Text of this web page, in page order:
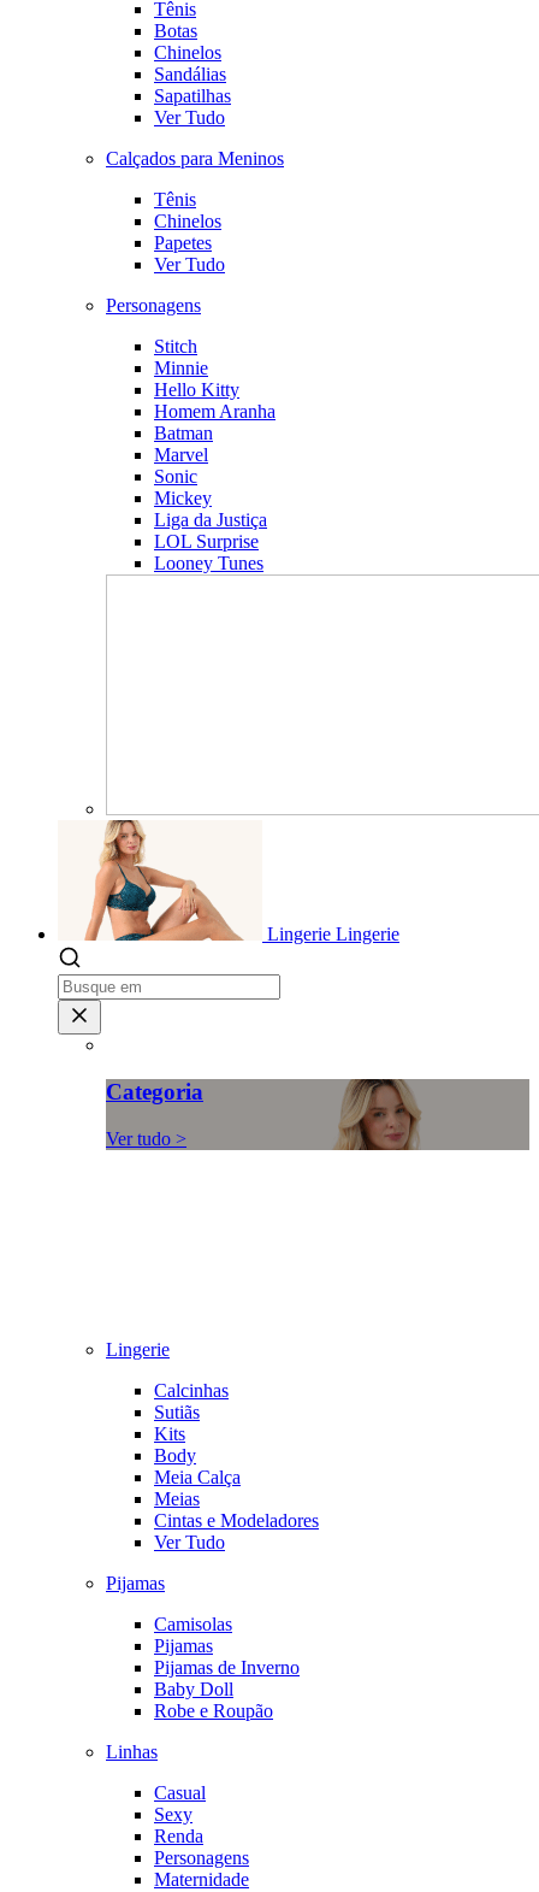
Tênis
Botas
Chinelos
Sandálias
Sapatilhas
Ver Tudo
Calçados para Meninos
Tênis
Chinelos
Papetes
Ver Tudo
Personagens
Stitch
Minnie
Hello Kitty
Homem Aranha
Batman
Marvel
Sonic
Mickey
Liga da Justiça
LOL Surprise
Looney Tunes
Lingerie Lingerie
Categoria
Ver tudo >
Lingerie
Calcinhas
Sutiãs
Kits
Body
Meia Calça
Meias
Cintas e Modeladores
Ver Tudo
Pijamas
Camisolas
Pijamas
Pijamas de Inverno
Baby Doll
Robe e Roupão
Linhas
Casual
Sexy
Renda
Personagens
Maternidade